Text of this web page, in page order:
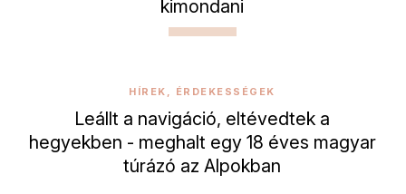
kimondani
HÍREK, ÉRDEKESSÉGEK
Leállt a navigáció, eltévedtek a
hegyekben - meghalt egy 18 éves magyar
túrázó az Alpokban